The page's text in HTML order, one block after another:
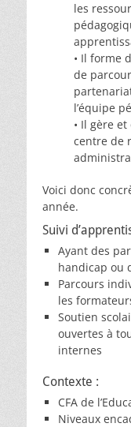
les
• Il forme
de
l’équipe
• Il gère
centre de
Voici donc
année.
Suivi
Ayant des
handicap ou
Parcours
les
Soutien
ouvertes à
internes
Contexte :
CFA de
Niveaux